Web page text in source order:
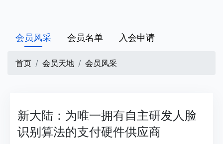
会员风采 会员名单 入会申请
首页 会员天地 会员风采
新大陆：为唯一拥有自主研发人脸
识别算法的支付硬件供应商